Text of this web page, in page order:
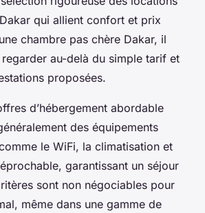
qui allient confort et prix
chambre pas chère Dakar, il
au-delà du simple tarif et
proposées.
d’hébergement abordable
des équipements
le WiFi, la climatisation et
garantissant un séjour
sont non négociables pour
même dans une gamme de